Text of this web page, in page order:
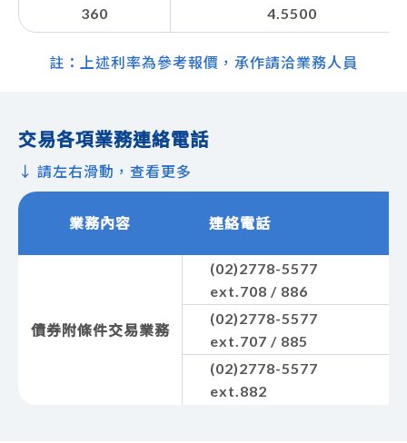
360 4.5500
註：上述利率為參考報價，承作請洽業務人員
交易各項業務連絡電話
↓ 請左右滑動，查看更多
業務內容 連絡電話
債券附條件交易業務
(02)2778-5577
ext.708 / 886
(02)2778-5577
ext.707 / 885
(02)2778-5577
ext.882